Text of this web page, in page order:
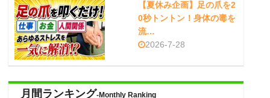
【夏休み企画】足の爪を2
0秒トントン！身体の毒を
流…
2026-7-28
月間ランキング-Monthly Ranking